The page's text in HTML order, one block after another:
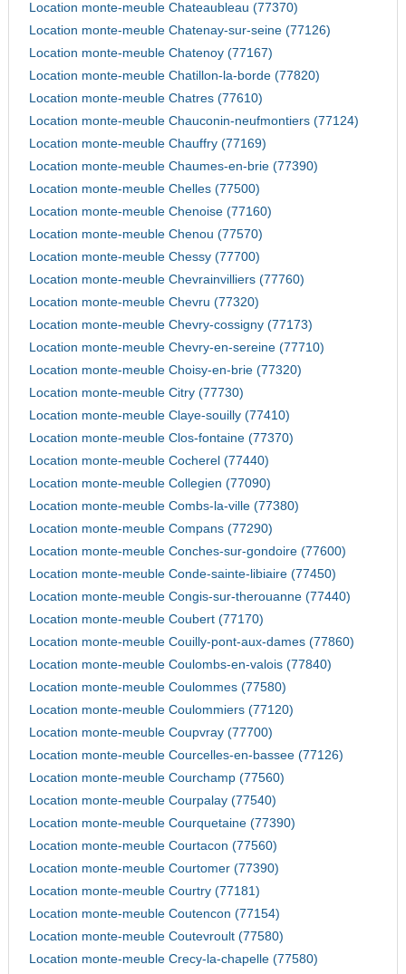
Location monte-meuble Chateaubleau (77370)
Location monte-meuble Chatenay-sur-seine (77126)
Location monte-meuble Chatenoy (77167)
Location monte-meuble Chatillon-la-borde (77820)
Location monte-meuble Chatres (77610)
Location monte-meuble Chauconin-neufmontiers (77124)
Location monte-meuble Chauffry (77169)
Location monte-meuble Chaumes-en-brie (77390)
Location monte-meuble Chelles (77500)
Location monte-meuble Chenoise (77160)
Location monte-meuble Chenou (77570)
Location monte-meuble Chessy (77700)
Location monte-meuble Chevrainvilliers (77760)
Location monte-meuble Chevru (77320)
Location monte-meuble Chevry-cossigny (77173)
Location monte-meuble Chevry-en-sereine (77710)
Location monte-meuble Choisy-en-brie (77320)
Location monte-meuble Citry (77730)
Location monte-meuble Claye-souilly (77410)
Location monte-meuble Clos-fontaine (77370)
Location monte-meuble Cocherel (77440)
Location monte-meuble Collegien (77090)
Location monte-meuble Combs-la-ville (77380)
Location monte-meuble Compans (77290)
Location monte-meuble Conches-sur-gondoire (77600)
Location monte-meuble Conde-sainte-libiaire (77450)
Location monte-meuble Congis-sur-therouanne (77440)
Location monte-meuble Coubert (77170)
Location monte-meuble Couilly-pont-aux-dames (77860)
Location monte-meuble Coulombs-en-valois (77840)
Location monte-meuble Coulommes (77580)
Location monte-meuble Coulommiers (77120)
Location monte-meuble Coupvray (77700)
Location monte-meuble Courcelles-en-bassee (77126)
Location monte-meuble Courchamp (77560)
Location monte-meuble Courpalay (77540)
Location monte-meuble Courquetaine (77390)
Location monte-meuble Courtacon (77560)
Location monte-meuble Courtomer (77390)
Location monte-meuble Courtry (77181)
Location monte-meuble Coutencon (77154)
Location monte-meuble Coutevroult (77580)
Location monte-meuble Crecy-la-chapelle (77580)